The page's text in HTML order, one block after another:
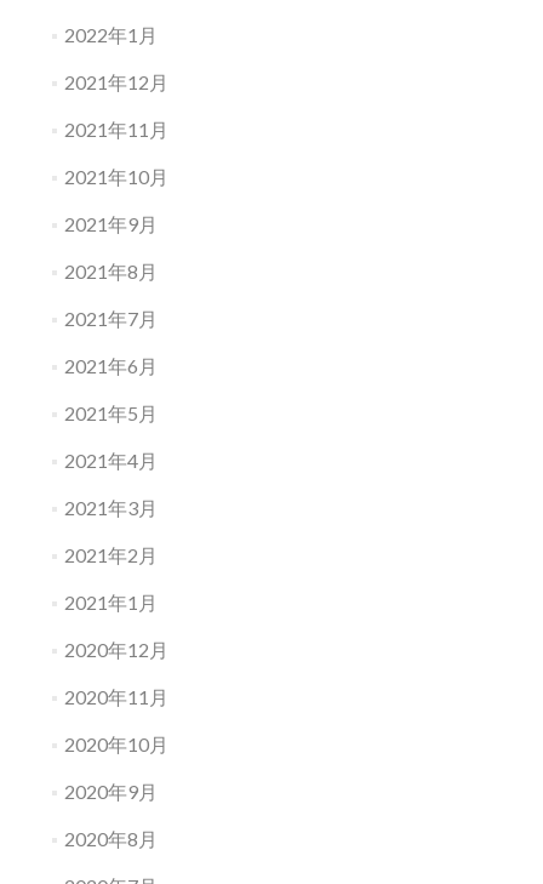
2022年1月
2021年12月
2021年11月
2021年10月
2021年9月
2021年8月
2021年7月
2021年6月
2021年5月
2021年4月
2021年3月
2021年2月
2021年1月
2020年12月
2020年11月
2020年10月
2020年9月
2020年8月